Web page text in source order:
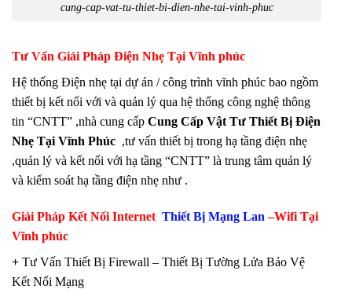
cung-cap-vat-tu-thiet-bi-dien-nhe-tai-vinh-phuc
Tư Vấn Giải Pháp Điện Nhẹ Tại Vĩnh phúc
Hệ thống Điện nhẹ tại dự án / công trình vĩnh phúc bao ngồm
thiết bị kết nối với và quản lý qua hệ thống công nghệ thông
tin “CNTT” ,nhà cung cấp Cung Cấp Vật Tư Thiết Bị Điện
Nhẹ Tại Vĩnh Phúc ,tư vấn thiết bị trong hạ tầng điện nhẹ
,quản lý và kết nối với hạ tầng “CNTT” là trung tâm quản lý
và kiểm soát hạ tầng điện nhẹ như .
Giải Pháp Kết Nối Internet Thiết Bị Mạng Lan –Wifi Tại
Vĩnh phúc
+ Tư Vấn Thiết Bị Firewall – Thiết Bị Tường Lửa Bảo Vệ
Kết Nối Mạng